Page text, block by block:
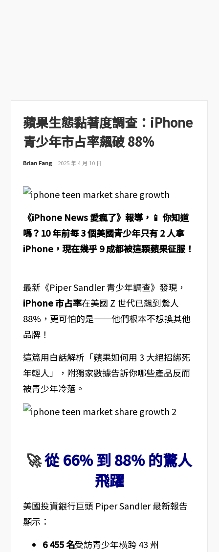
蘋果生態黏著度調查：iPhone
青少年市占率飆破 88%
Brian Fang 2025 年 4 月 10 日
《iPhone News 愛瘋了》報導，📱 你知道
嗎？10 年前每 3 個美國青少年只有 2 人拿
iPhone，現在幾乎 9 成都被這顆蘋果征服！
最新《Piper Sandler 青少年調查》發現，
iPhone 市占率在美國 Z 世代已飆到驚人
88%，更可怕的是——他們根本不想換其他
品牌！
這篇用白話解析「蘋果如何用 3 大絕招綁死
年輕人」，附獨家數據告訴你哪些產品反而
被青少年冷落。
🚀從 66% 到 88% 的驚人
飛躍
美國投資銀行巨頭 Piper Sandler 最新報告
顯示：
6 455 名受訪青少年橫跨 43 州